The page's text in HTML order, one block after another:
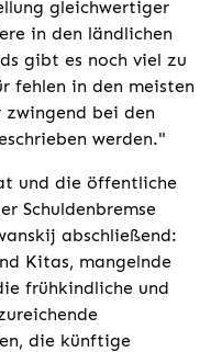
gleichwertiger
in den ländlichen
gibt es noch viel zu
fehlen in den meisten
bei den
werden."
und die öffentliche
Schuldenbremse
abschließend:
Kitas, mangelnde
frühkindliche und
die künftige